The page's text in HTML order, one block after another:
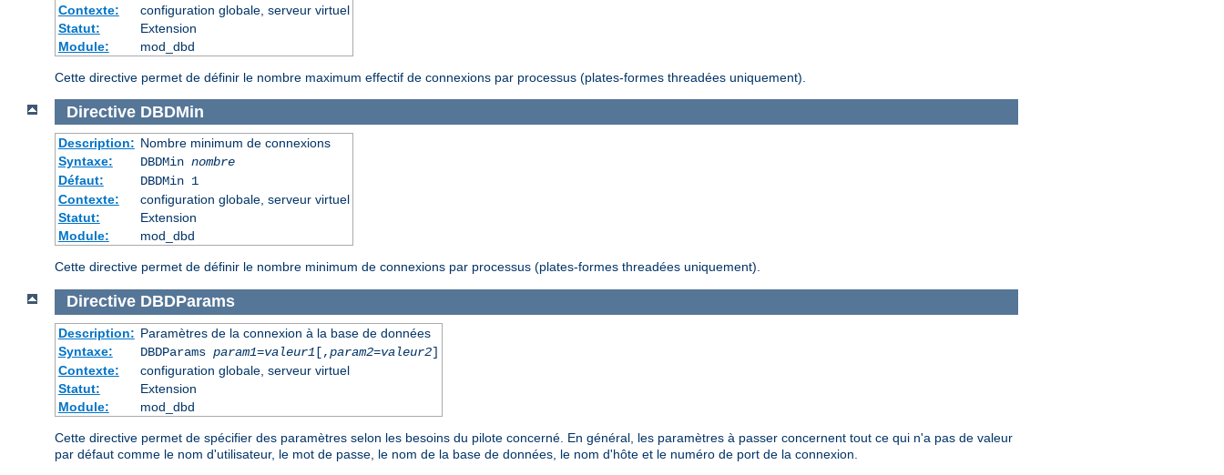
Contexte:
configuration globale, serveur virtuel
Statut:
Extension
Module:
mod_dbd
Cette directive permet de définir le nombre maximum effectif de connexions par processus (plates-formes threadées uniquement).
Directive DBDMin
Description: Nombre minimum de connexions
Syntaxe:
DBDMin nombre
Défaut:
DBDMin 1
Contexte:
configuration globale, serveur virtuel
Statut:
Extension
Module:
mod_dbd
Cette directive permet de définir le nombre minimum de connexions par processus (plates-formes threadées uniquement).
Directive DBDParams
Description: Paramètres de la connexion à la base de données
Syntaxe:
DBDParams param1=valeur1[,param2=valeur2]
Contexte:
configuration globale, serveur virtuel
Statut:
Extension
Module:
mod_dbd
Cette directive permet de spécifier des paramètres selon les besoins du pilote concerné. En général, les paramètres à passer concernent tout ce qui n'a pas de valeur
par défaut comme le nom d'utilisateur, le mot de passe, le nom de la base de données, le nom d'hôte et le numéro de port de la connexion.